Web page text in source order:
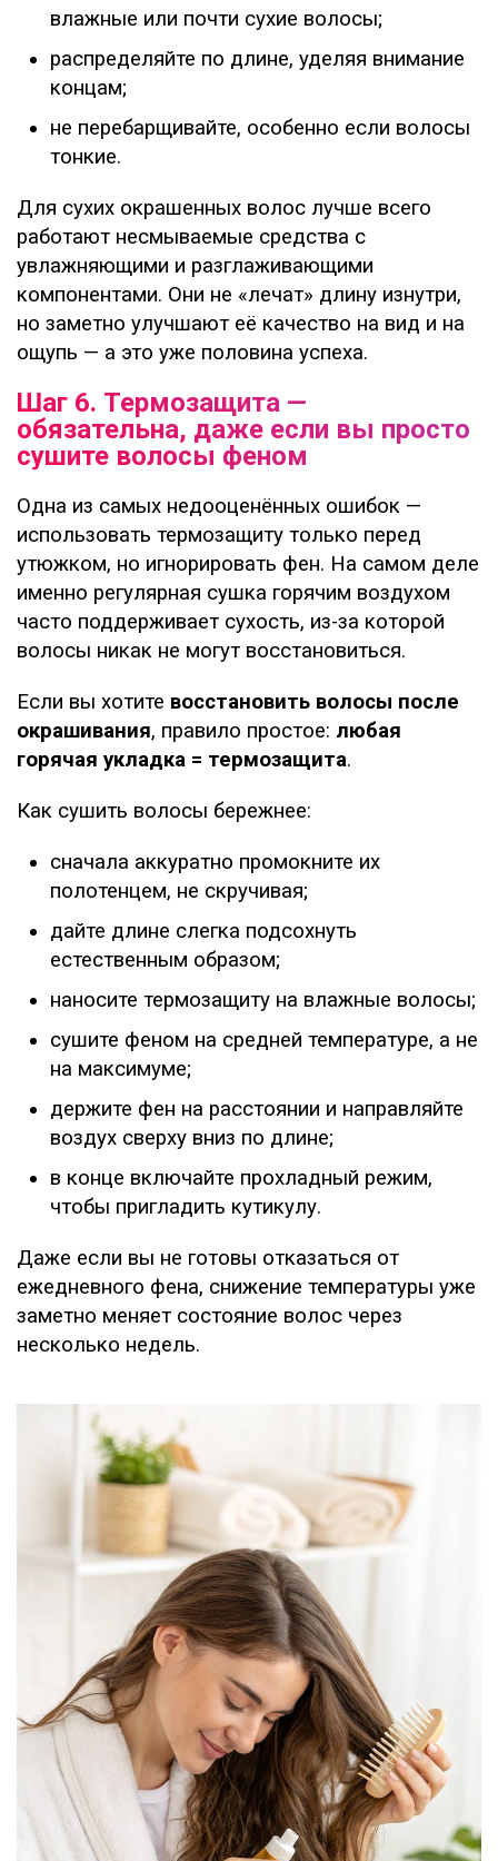
влажные или почти сухие волосы;
распределяйте по длине, уделяя внимание
концам;
не перебарщивайте, особенно если волосы
тонкие.
Для сухих окрашенных волос лучше всего
работают несмываемые средства с
увлажняющими и разглаживающими
компонентами. Они не «лечат» длину изнутри,
но заметно улучшают её качество на вид и на
ощупь — а это уже половина успеха.
Шаг 6. Термозащита —
обязательна, даже если вы просто
сушите волосы феном
Одна из самых недооценённых ошибок —
использовать термозащиту только перед
утюжком, но игнорировать фен. На самом деле
именно регулярная сушка горячим воздухом
часто поддерживает сухость, из-за которой
волосы никак не могут восстановиться.
Если вы хотите восстановить волосы после
окрашивания, правило простое: любая
горячая укладка = термозащита.
Как сушить волосы бережнее:
сначала аккуратно промокните их
полотенцем, не скручивая;
дайте длине слегка подсохнуть
естественным образом;
наносите термозащиту на влажные волосы;
сушите феном на средней температуре, а не
на максимуме;
держите фен на расстоянии и направляйте
воздух сверху вниз по длине;
в конце включайте прохладный режим,
чтобы пригладить кутикулу.
Даже если вы не готовы отказаться от
ежедневного фена, снижение температуры уже
заметно меняет состояние волос через
несколько недель.